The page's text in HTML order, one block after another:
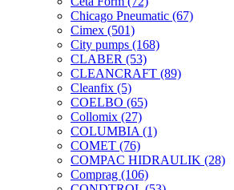
Chicago Pneumatic (67)
Cimex (501)
City pumps (168)
CLABER (53)
CLEANCRAFT (89)
Cleanfix (5)
COELBO (65)
Collomix (27)
COLUMBIA (1)
COMET (76)
COMPAC HIDRAULIK (28)
Comprag (106)